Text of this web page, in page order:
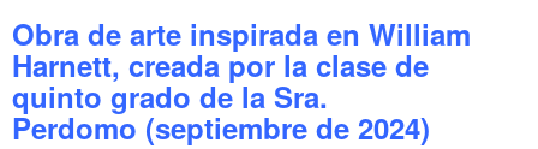
Obra de arte inspirada en William
Harnett, creada por la clase de
quinto grado de la Sra.
Perdomo (septiembre de 2024)